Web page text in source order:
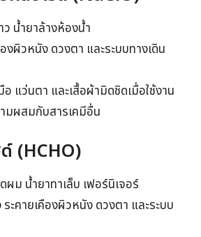
น้ำยาล้างห้องน้ำ
งผิวหนัง ดวงตา และระบบทางเดิน
แว่นตา และเสื้อผ้ามิดชิดเมื่อใช้งาน
มผสมกับสารเคมีอื่น
(HCHO)
ม น้ำยาทาเล็บ เฟอร์นิเจอร์
ระคายเคืองผิวหนัง ดวงตา และระบบ